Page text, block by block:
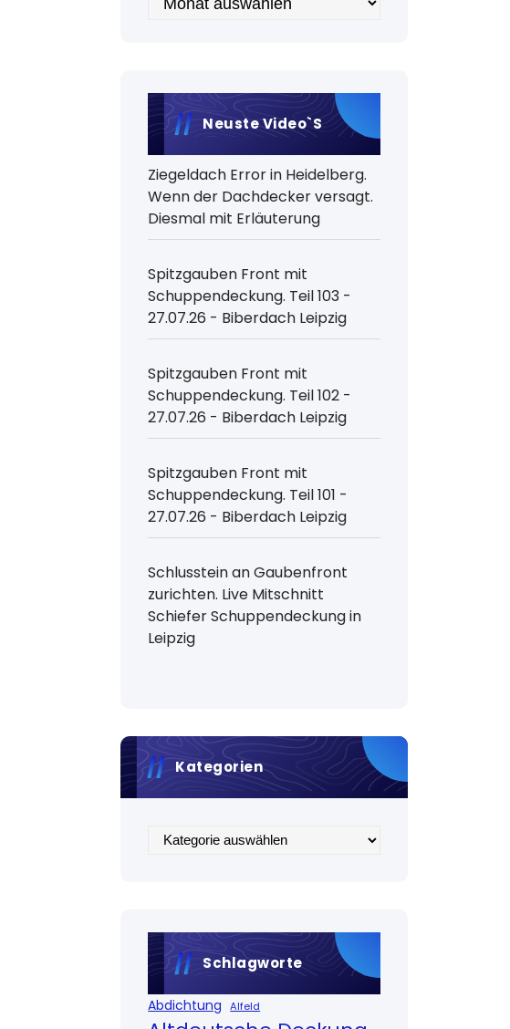
Neuste Video`s
Ziegeldach Error in Heidelberg.
Wenn der Dachdecker versagt.
Diesmal mit Erläuterung
Spitzgauben Front mit
Schuppendeckung. Teil 103 -
27.07.26 - Biberdach Leipzig
Spitzgauben Front mit
Schuppendeckung. Teil 102 -
27.07.26 - Biberdach Leipzig
Spitzgauben Front mit
Schuppendeckung. Teil 101 -
27.07.26 - Biberdach Leipzig
Schlusstein an Gaubenfront
zurichten. Live Mitschnitt
Schiefer Schuppendeckung in
Leipzig
Kategorien
Kategorien
Schlagworte
Abdichtung Alfeld